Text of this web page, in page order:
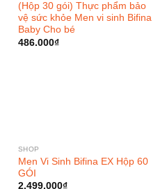
(Hộp 30 gói) Thực phẩm bảo
vệ sức khỏe Men vi sinh Bifina
Baby Cho bé
486.000₫
SHOP
Men Vi Sinh Bifina EX Hộp 60
GÓI
2.499.000₫